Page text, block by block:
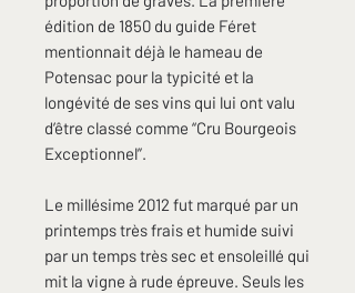
édition de 1850 du guide Féret
mentionnait déjà le hameau de
Potensac pour la typicité et la
longévité de ses vins qui lui ont valu
d’être classé comme “Cru Bourgeois
Exceptionnel”.
Le millésime 2012 fut marqué par un
printemps très frais et humide suivi
par un temps très sec et ensoleillé qui
mit la vigne à rude épreuve. Seuls les